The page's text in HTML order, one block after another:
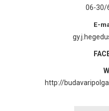
06-30/
E-
http://